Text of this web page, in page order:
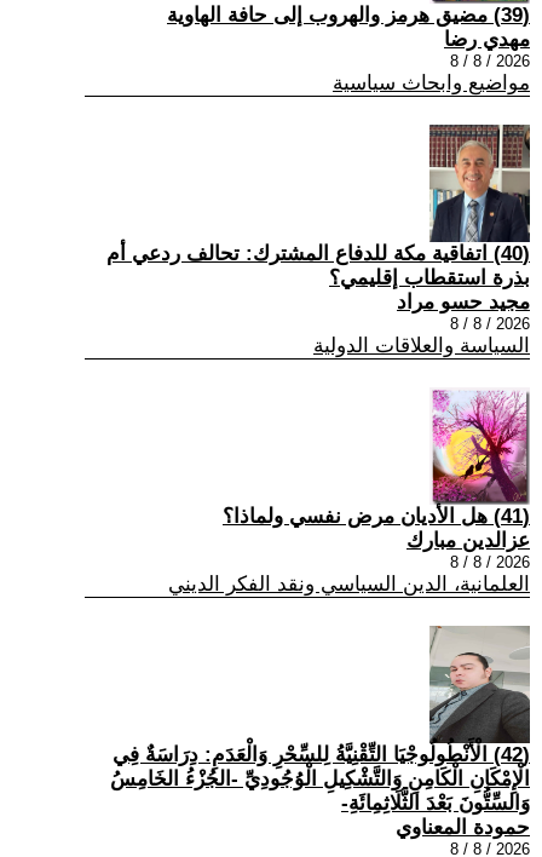
(39) مضيق هرمز والهروب إلى حافة الهاوية
مهدي رضا
2026 / 8 / 8
مواضيع وابحاث سياسية
(40) اتفاقية مكة للدفاع المشترك: تحالف ردعي أم
بذرة استقطاب إقليمي؟
مجيد حسو مراد
2026 / 8 / 8
السياسة والعلاقات الدولية
(41) هل الأديان مرض نفسي ولماذا؟
عزالدين مبارك
2026 / 8 / 8
العلمانية، الدين السياسي ونقد الفكر الديني
(42) الْأَنْطُولُوجْيَا التِّقْنِيَّةُ لِلسِّحْرِ وَالْعَدَمِ: دِرَاسَةٌ فِي
الْإِمْكَانِ الْكَامِنِ وَالتَّشْكِيلِ الْوُجُودِيِّ -الجُزْءُ الخَامِسُ
وَالسِّتُّونَ بَعْدَ الثَّلَاثِمِائَةِ-
حمودة المعناوي
2026 / 8 / 8